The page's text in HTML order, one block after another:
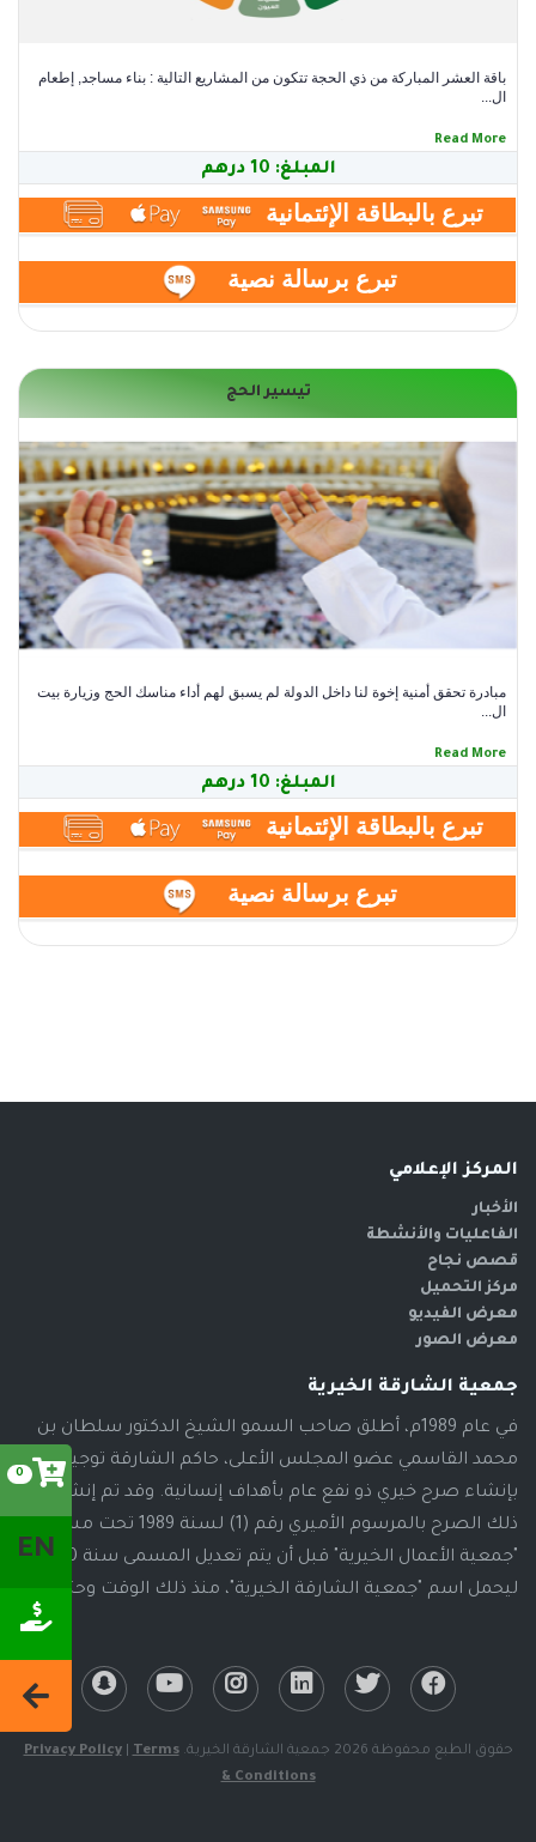
0
EN
باقة العشر المباركة من ذي الحجة تتكون من المشاريع التالية : بناء مساجد, إطعام
ال...
Read More
المبلغ: 10 درهم
تبرع بالبطاقة الإئتمانية
أضف
تبرع برسالة نصية
.
.
تيسير الحج
مبادرة تحقق أمنية إخوة لنا داخل الدولة لم يسبق لهم أداء مناسك الحج وزيارة بيت
ال...
Read More
المبلغ: 10 درهم
تبرع بالبطاقة الإئتمانية
تبرع برسالة نصية
المركز الإعلامي
الأخبار
الفاعليات والأنشطة
قصص نجاح
مركز التحميل
معرض الفيديو
معرض الصور
جمعية الشارقة الخيرية
في عام 1989م، أطلق صاحب السمو الشيخ الدكتور سلطان بن
محمد القاسمي عضو المجلس الأعلى، حاكم الشارقة توجيهاته
بإنشاء صرح خيري ذو نفع عام بأهداف إنسانية. وقد تم إنشاء
ذلك الصرح بالمرسوم الأميري رقم (1) لسنة 1989 تحت مسمى
"جمعية الأعمال الخيرية" قبل أن يتم تعديل المسمى سنة 2000م،
ليحمل اسم "جمعية الشارقة الخيرية"، منذ ذلك الوقت وحتى الآن
حقوق الطبع محفوظة 2026 جمعية الشارقة الخيرية. Privacy Policy|Terms
& Conditions